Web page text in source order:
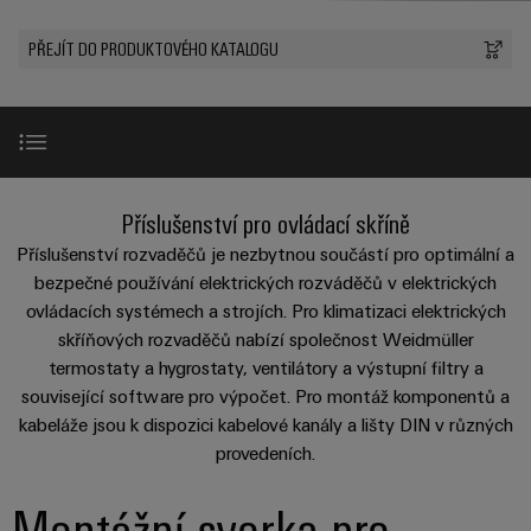
lze
Úprava
a
čištění
odpadních
vod
Řešení
pro
ochranu
vody
a
průmysl
odpadních
mikrosítě
Edge
Computing
Průmyslové
5G
Jednopárový
Ethernet
Pair
svorkovnice
krabic
a jejich
příslušenství
Systémy
a komponenty
pro
kabelové
Sady
kabelu
službou
Delivery
Poradenství
a
digitální
inženýrství
Poradenství
SpolečnostUdržitelnost
Dodržování
Pobočky
Informace
pro
management
a
certifikáty
Orange
Mag
Prodej
Aktuálně
Newsletter
Událost
Užitečné
odkazy
Produktový
katalog
Ke
A
GATEWAY,
1
NAVŠTIVTE
PŘEHLED
NAVŠTIVTE
PŘEJÍT DO PRODUKTOVÉHO KATALOGU
New Klippon® RailSnapper
DIN lišty a cylindrické kolejnice
Kabelová páska
Příslušenství pro ovládací skříně
Příslušenství rozvaděčů je nezbytnou součástí pro optimální a
bezpečné používání elektrických rozváděčů v elektrických
ovládacích systémech a strojích. Pro klimatizaci elektrických
skříňových rozvaděčů nabízí společnost Weidmüller
termostaty a hygrostaty, ventilátory a výstupní filtry a
související software pro výpočet. Pro montáž komponentů a
kabeláže jsou k dispozici kabelové kanály a lišty DIN v různých
provedeních.